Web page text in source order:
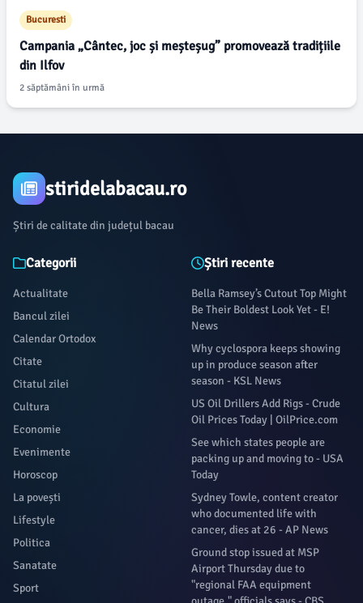
Bucuresti
Campania „Cântec, joc și meșteșug” promovează tradițiile
din Ilfov
2 săptămâni în urmă
stiridelabacau.ro
Știri de calitate din județul bacau
Categorii
Actualitate
Bancul zilei
Calendar Ortodox
Citate
Citatul zilei
Cultura
Economie
Evenimente
Horoscop
La povești
Lifestyle
Politica
Sanatate
Sport
Știri recente
Bella Ramsey’s Cutout Top Might
Be Their Boldest Look Yet - E!
News
Why cyclospora keeps showing
up in produce season after
season - KSL News
US Oil Drillers Add Rigs - Crude
Oil Prices Today | OilPrice.com
See which states people are
packing up and moving to - USA
Today
Sydney Towle, content creator
who documented life with
cancer, dies at 26 - AP News
Ground stop issued at MSP
Airport Thursday due to
"regional FAA equipment